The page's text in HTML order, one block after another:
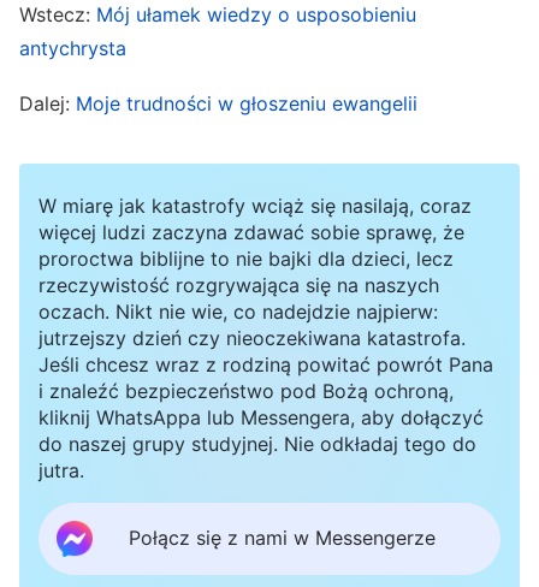
jednak to, by czytać im słowa Boga, przekazać
wszystkie prawdy, jakie Bóg wyraża dla
zbawienia człowieka oraz umożliwić usłyszenie
której wszyscy wierzący są moralnie zobowiązani, w:
Słowo, t. 3, Rozmowy Chrystusa dni ostatecznych)
Bóg wymaga od nas otoczenia każdego
potencjalnego słuchacza ewangelii troskliwą
opieką. Musimy pomagać takim osobom,
okazywać im cierpliwość i miłość, nauczać ich o
prawdzie i przyprowadzać do Boga. Takie są
obowiązki każdego głosiciela ewangelii.
Wyczuwałam troskę Boga o każde ludzkie życie
w każdym Jego słowie i w każdej frazie. To
Wstecz: Mój ułamek wiedzy o usposobieniu
antychrysta
Dalej: Moje trudności w głoszeniu ewangelii
W miarę jak katastrofy wciąż się nasilają, coraz
więcej ludzi zaczyna zdawać sobie sprawę, że
proroctwa biblijne to nie bajki dla dzieci, lecz
rzeczywistość rozgrywająca się na naszych
oczach. Nikt nie wie, co nadejdzie najpierw:
jutrzejszy dzień czy nieoczekiwana katastrofa.
Jeśli chcesz wraz z rodziną powitać powrót Pana
i znaleźć bezpieczeństwo pod Bożą ochroną,
kliknij WhatsAppa lub Messengera, aby dołączyć
do naszej grupy studyjnej. Nie odkładaj tego do
jutra.
Połącz się z nami w Messengerze